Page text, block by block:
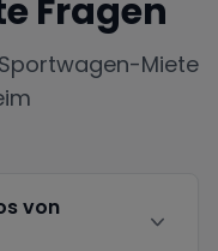
Fragen
Miete
von